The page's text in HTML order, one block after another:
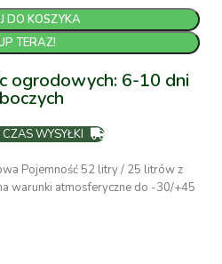
DO KOSZYKA
TERAZ!
ogrodowych: 6-10 dni
WYSYŁKI
Pojemność 52 litry / 25 litrów z
warunki atmosferyczne do -30/+45